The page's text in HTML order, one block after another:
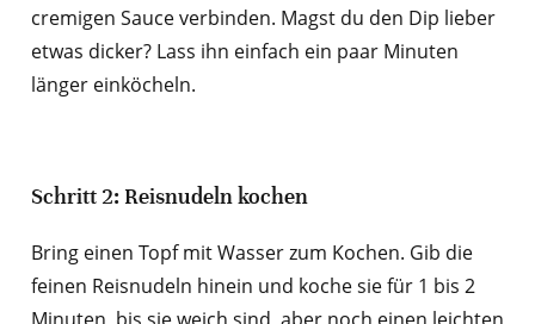
cremigen Sauce verbinden. Magst du den Dip lieber
etwas dicker? Lass ihn einfach ein paar Minuten
länger einköcheln.
Schritt 2: Reisnudeln kochen
Bring einen Topf mit Wasser zum Kochen. Gib die
feinen Reisnudeln hinein und koche sie für 1 bis 2